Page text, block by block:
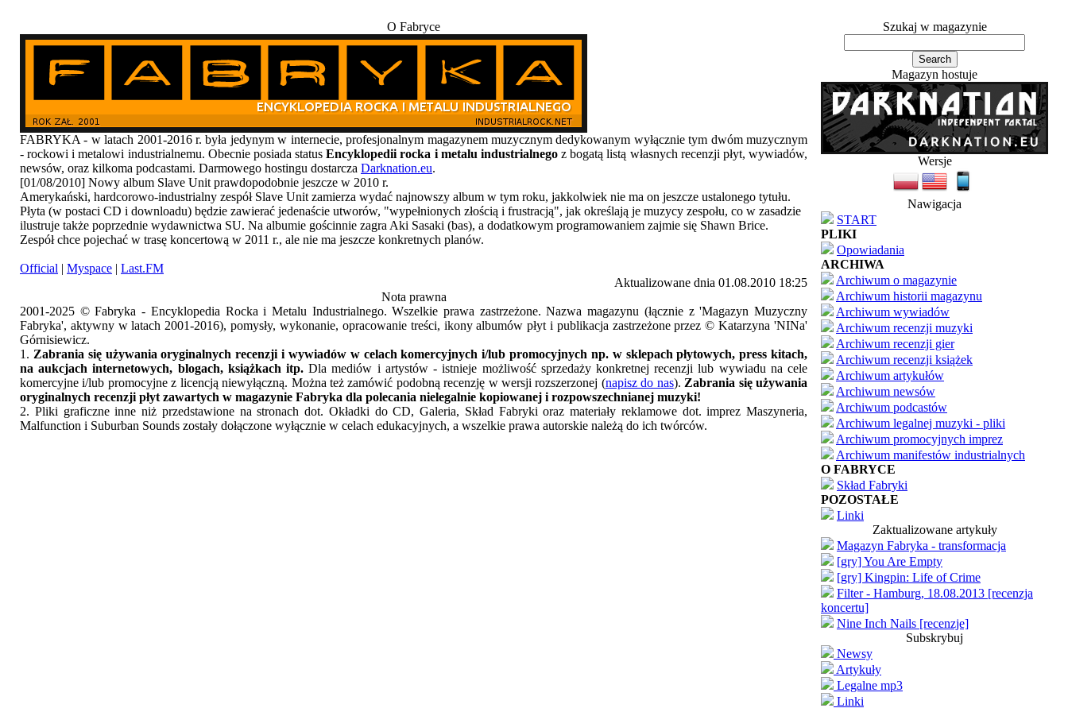
O Fabryce
FABRYKA - w latach 2001-2016 r. była jedynym w internecie, profesjonalnym magazynem muzycznym dedykowanym wyłącznie tym dwóm muzycznym
- rockowi i metalowi industrialnemu. Obecnie posiada statusEncyklopedii rocka i metalu industrialnegoz bogatą listą własnych recenzji płyt, wywiadów,
newsów, oraz kilkoma podcastami. Darmowego hostingu dostarcza Darknation.eu.
[01/08/2010] Nowy album Slave Unit prawdopodobnie jeszcze w 2010 r.
Amerykański, hardcorowo-industrialny zespół Slave Unit zamierza wydać najnowszy album w tym roku, jakkolwiek nie ma on jeszcze ustalonego tytułu.
Płyta (w postaci CD i downloadu) będzie zawierać jedenaście utworów, "wypełnionych złością i frustracją", jak określają je muzycy zespołu, co w zasadzie
ilustruje także poprzednie wydawnictwa SU. Na albumie gościnnie zagra Aki Sasaki (bas), a dodatkowym programowaniem zajmie się Shawn Brice.
Zespół chce pojechać w trasę koncertową w 2011 r., ale nie ma jeszcze konkretnych planów.
Official | Myspace | Last.FM
Aktualizowane dnia 01.08.2010 18:25
Nota prawna
2001-2025 © Fabryka - Encyklopedia Rocka i Metalu Industrialnego. Wszelkie prawa zastrzeżone. Nazwa magazynu (łącznie z 'Magazyn Muzyczny
Fabryka', aktywny w latach 2001-2016), pomysły, wykonanie, opracowanie treści, ikony albumów płyt i publikacja zastrzeżone przez © Katarzyna 'NINa'
Górnisiewicz.
1. Zabrania się używania oryginalnych recenzji i wywiadów w celach komercyjnych i/lub promocyjnych np. w sklepach płytowych, press kitach,
na aukcjach internetowych, blogach, książkach itp. Dla mediów i artystów - istnieje możliwość sprzedaży konkretnej recenzji lub wywiadu na cele
komercyjne i/lub promocyjne z licencją niewyłączną. Można też zamówić podobną recenzję w wersji rozszerzonej (napisz do nas). Zabrania się używania
oryginalnych recenzji płyt zawartych w magazynie Fabryka dla polecania nielegalnie kopiowanej i rozpowszechnianej muzyki!
2. Pliki graficzne inne niż przedstawione na stronach dot. Okładki do CD, Galeria, Skład Fabryki oraz materiały reklamowe dot. imprez Maszyneria,
Malfunction i Suburban Sounds zostały dołączone wyłącznie w celach edukacyjnych, a wszelkie prawa autorskie należą do ich twórców.
Szukaj w magazynie
Magazyn hostuje
Wersje
Nawigacja
START
PLIKI
Opowiadania
ARCHIWA
Archiwum o magazynie
Archiwum historii magazynu
Archiwum wywiadów
Archiwum recenzji muzyki
Archiwum recenzji gier
Archiwum recenzji książek
Archiwum artykułów
Archiwum newsów
Archiwum podcastów
Archiwum legalnej muzyki - pliki
Archiwum promocyjnych imprez
Archiwum manifestów industrialnych
O FABRYCE
Skład Fabryki
POZOSTAŁE
Linki
Zaktualizowane artykuły
Magazyn Fabryka - transformacja
[gry] You Are Empty
[gry] Kingpin: Life of Crime
Filter - Hamburg, 18.08.2013 [recenzja
koncertu]
Nine Inch Nails [recenzje]
Subskrybuj
Newsy
Artykuły
Legalne mp3
Linki